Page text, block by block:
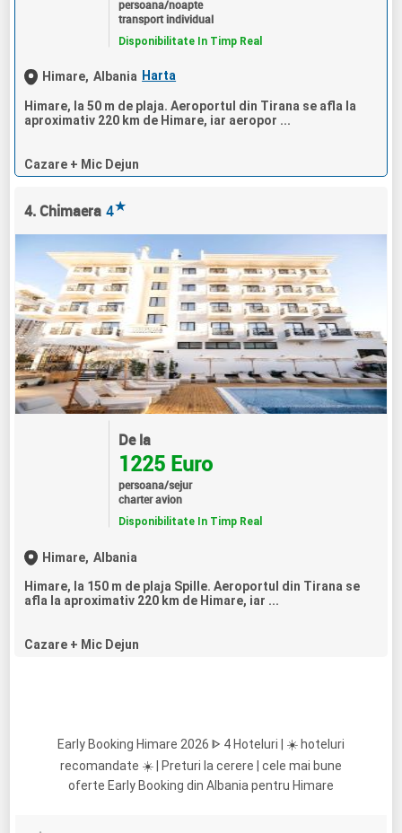
persoana/noapte
transport individual
Disponibilitate In Timp Real
Himare, Albania Harta
Himare, la 50 m de plaja. Aeroportul din Tirana se afla la
aproximativ 220 km de Himare, iar aeropor ...
Cazare + Mic Dejun
4. Chimaera 4★
De la
1225 Euro
persoana/sejur
charter avion
Disponibilitate In Timp Real
Himare, Albania
Himare, la 150 m de plaja Spille. Aeroportul din Tirana se
afla la aproximativ 220 km de Himare, iar ...
Cazare + Mic Dejun
Early Booking Himare 2026 ᐈ 4 Hoteluri | ☀️ hoteluri
recomandate ☀️ | Preturi la cerere | cele mai bune
oferte Early Booking din Albania pentru Himare